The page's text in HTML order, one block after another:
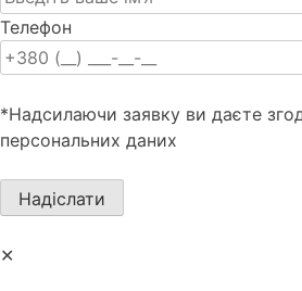
Телефон
*Надсилаючи заявку ви даєте
персональних даних
✕